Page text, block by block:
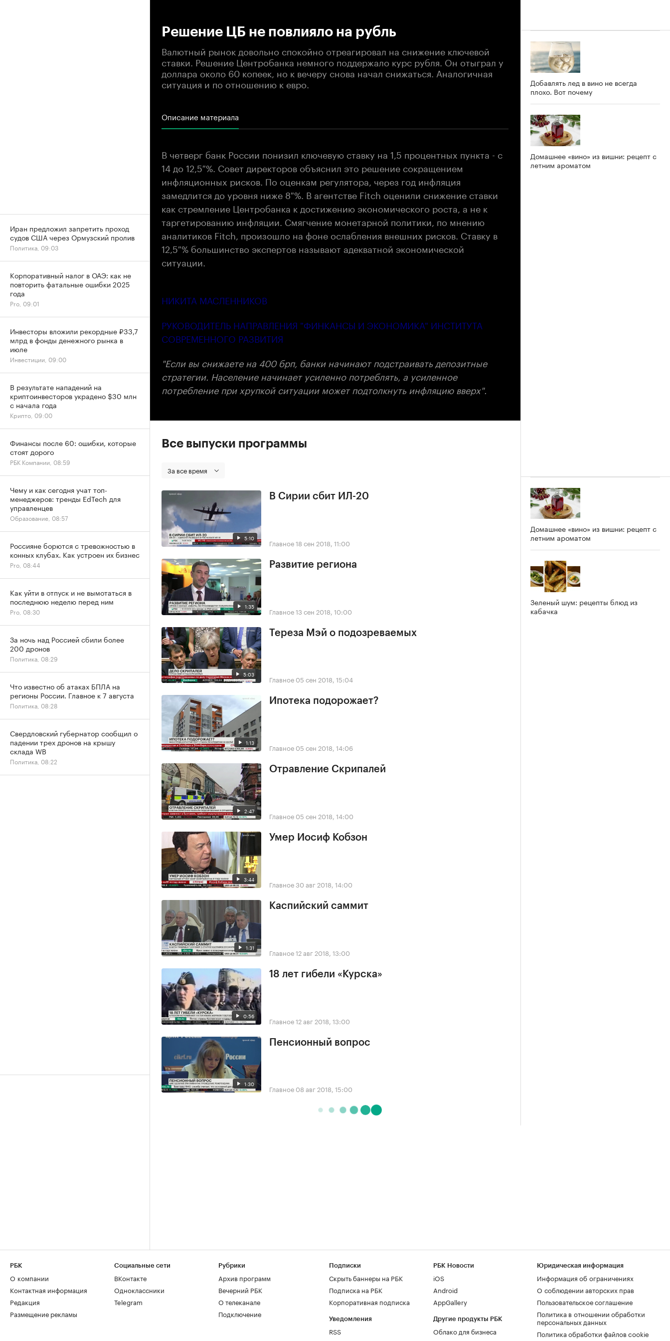
Решение ЦБ не повлияло на рубль
Валютный рынок довольно спокойно отреагировал на снижение ключевой
ставки. Решение Центробанка немного поддержало курс рубля. Он отыграл у
доллара около 60 копеек, но к вечеру снова начал снижаться. Аналогичная
ситуация и по отношению к евро.
Описание материала
В четверг банк России понизил ключевую ставку на 1,5 процентных пункта - с
14 до 12,5 %. Совет директоров объяснил это решение сокращением
инфляционных рисков. По оценкам регулятора, через год инфляция
замедлится до уровня ниже 8 %. В агентстве Fitch оценили снижение ставки
как стремление Центробанка к достижению экономического роста, а не к
таргетированию инфляции. Смягчение монетарной политики, по мнению
аналитиков Fitch, произошло на фоне ослабления внешних рисков. Ставку в
12,5 % большинство экспертов называют адекватной экономической
ситуации.
НИКИТА МАСЛЕННИКОВ
РУКОВОДИТЕЛЬ НАПРАВЛЕНИЯ "ФИНКАНСЫ И ЭКОНОМИКА" ИНСТИТУТА
СОВРЕМЕННОГО РАЗВИТИЯ
"Если вы снижаете на 400 брп, банки начинают подстраивать депозитные
стратегии. Население начинает усиленно потреблять, а усиленное
потребление при хрупкой ситуации может подтолкнуть инфляцию вверх".
Все выпуски программы
За все время
5:10
В Сирии сбит ИЛ-20
Главное18 сен 2018, 11:00
1:35
Развитие региона
Главное13 сен 2018, 10:00
5:03
Тереза Мэй о подозреваемых
Главное 05 сен 2018, 15:04
1:13
Ипотека подорожает?
Главное 05 сен 2018, 14:06
2:47
Отравление Скрипалей
Главное 05 сен 2018, 14:00
3:44
Умер Иосиф Кобзон
Главное30 авг 2018, 14:00
1:31
Каспийский саммит
Главное12 авг 2018, 13:00
0:56
18 лет гибели «Курска»
Главное12 авг 2018, 13:00
1:30
Пенсионный вопрос
Главное 08 авг 2018, 15:00
Добавлять лед в вино не всегда
плохо. Вот почему
Домашнее «вино» из вишни: рецепт с
летним ароматом
Домашнее «вино» из вишни: рецепт с
летним ароматом
Зеленый шум: рецепты блюд из
кабачка
Иран предложил запретить проход
судов США через Ормузский пролив
Политика, 09:03
Корпоративный налог в ОАЭ: как не
повторить фатальные ошибки 2025
года
Pro, 09:01
Инвесторы вложили рекордные ₽33,7
млрд в фонды денежного рынка в
июле
Инвестиции, 09:00
В результате нападений на
криптоинвесторов украдено $30 млн
с начала года
Крипто, 09:00
Финансы после 60: ошибки, которые
стоят дорого
РБК Компании, 08:59
Чему и как сегодня учат топ-
менеджеров: тренды EdTech для
управленцев
Образование, 08:57
Россияне борются с тревожностью в
конных клубах. Как устроен их бизнес
Pro, 08:44
Как уйти в отпуск и не вымотаться в
последнюю неделю перед ним
Pro, 08:30
За ночь над Россией сбили более
200 дронов
Политика, 08:29
Что известно об атаках БПЛА на
регионы России. Главное к 7 августа
Политика, 08:28
Свердловский губернатор сообщил о
падении трех дронов на крышу
склада WB
Политика, 08:22
РБК
О компании
Контактная информация
Редакция
Размещение рекламы
Социальные сети
ВКонтакте
Одноклассники
Telegram
Рубрики
Архив программ
Вечерний РБК
О телеканале
Подключение
Подписки
Скрыть баннеры на РБК
Подписка на РБК
Корпоративная подписка
Уведомления
RSS
РБК Новости
iOS
Android
AppGallery
Другие продукты РБК
Облако для бизнеса
Юридическая информация
Информация об ограничениях
О соблюдении авторских прав
Пользовательское соглашение
Политика в отношении обработки
персональных данных
Политика обработки файлов cookie